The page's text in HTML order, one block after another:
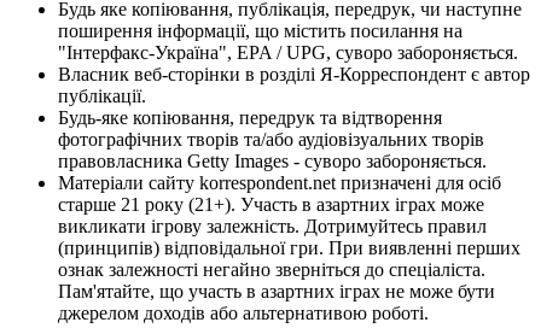
Будь яке копіювання, публікація, передрук, чи наступне
поширення інформації, що містить посилання на
"Інтерфакс-Україна", EPA / UPG, суворо забороняється.
Власник веб-сторінки в розділі Я-Корреспондент є автор
публікації.
Будь-яке копіювання, передрук та відтворення
фотографічних творів та/або аудіовізуальних творів
правовласника Getty Images - суворо забороняється.
Матеріали сайту korrespondent.net призначені для осіб
старше 21 року (21+). Участь в азартних іграх може
викликати ігрову залежність. Дотримуйтесь правил
(принципів) відповідальної гри. При виявленні перших
ознак залежності негайно зверніться до спеціаліста.
Пам'ятайте, що участь в азартних іграх не може бути
джерелом доходів або альтернативою роботі.